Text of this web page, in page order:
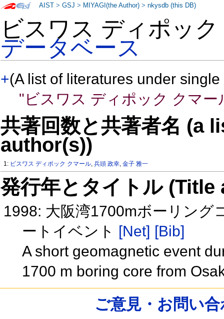
ビスワス ディポッ
データベース
+(A list of literatures under
"ビスワス ディポック クマー
共著回数と共著者名 (a
author(s))
1: ビスワス ディポック クマール,兵頭 政幸,金子 雅一
発行年とタイトル
1998: 大阪湾1700mボーリング
ートイベント [Net] [Bib]
A short geomagnetic event
1700 m boring core from
AIST >GSJ > MIYAGI(the Author) >nkysdb (this DB)
ご意見・お問い